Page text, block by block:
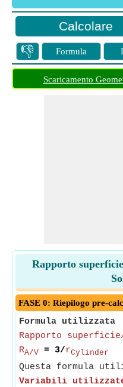
👎 Formula
Scaricamento
Rapporto
FASE 0: Riepilogo pre-
Formula utilizzata
Rapporto
RA/V = 3/rCylinder
Questa formula
Variabili